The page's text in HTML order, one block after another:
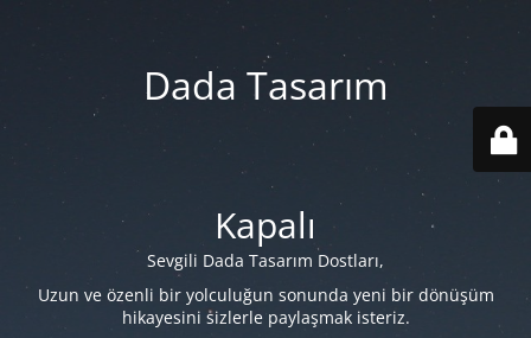
Dada Tasarım
Kapalı
Sevgili Dada Tasarım Dostları,
Uzun ve özenli bir yolculuğun sonunda yeni bir dönüşüm
hikayesini sizlerle paylaşmak isteriz.